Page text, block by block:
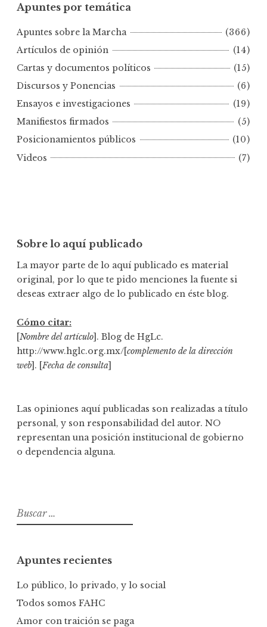
n
e
s
p
f
e
c
a
Apuntes por temática
Apuntes sobre la Marcha
(366)
Artículos de opinión
(14)
Cartas y documentos políticos
(15)
Discursos y Ponencias
(6)
Ensayos e investigaciones
(19)
Manifiestos firmados
(5)
Posicionamientos públicos
(10)
Videos
(7)
Sobre lo aquí publicado
La mayor parte de lo aquí publicado es material
original, por lo que te pido menciones la fuente si
deseas extraer algo de lo publicado en éste blog.
Cómo citar:
[Nombre del artículo]. Blog de HgLc.
http://www.hglc.org.mx/[complemento de la dirección
web]. [Fecha de consulta]
Las opiniones aquí publicadas son realizadas a título
personal, y son responsabilidad del autor. NO
representan una posición institucional de gobierno
o dependencia alguna.
B
u
a
r
Apuntes recientes
Lo público, lo privado, y lo social
Todos somos FAHC
Amor con traición se paga